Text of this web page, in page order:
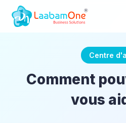
Centre
Comment
vous